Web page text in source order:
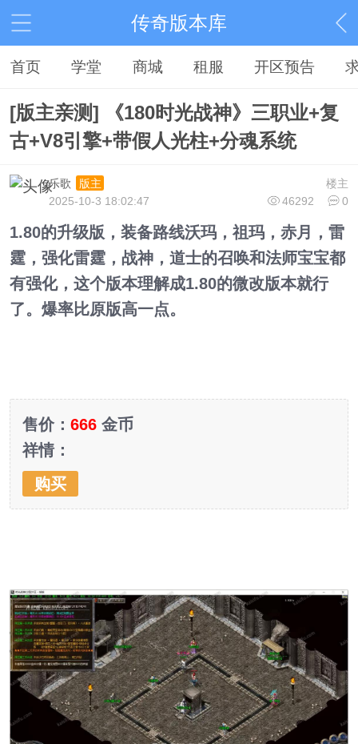
传奇版本库
首页 学堂 商城 租服 开区预告
[版主亲测] 《180时光战神》三职业+复
古+V8引擎+带假人光柱+分魂系统
楼主
乐歌
版主
46292
0
2025-10-3 18:02:47
1.80的升级版，装备路线沃玛，祖玛，赤月，雷
霆，强化雷霆，战神，道士的召唤和法师宝宝都
有强化，这个版本理解成1.80的微改版本就行
了。爆率比原版高一点。
售价： 666金币
祥情：
购买